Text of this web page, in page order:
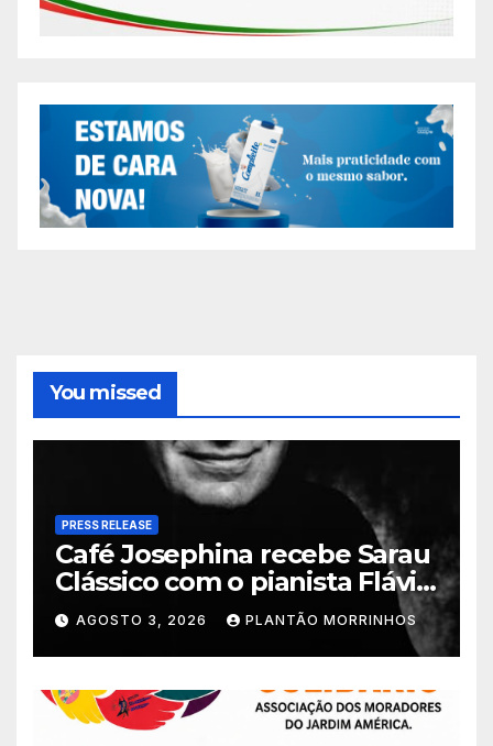
You missed
PRESS RELEASE
Café Josephina recebe Sarau
Clássico com o pianista Flávio
Varani nesta terça-feira
AGOSTO 3, 2026 PLANTÃO MORRINHOS